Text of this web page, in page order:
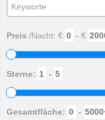
Preis /Nacht: € - €
Sterne: -
Gesamtfläche: -